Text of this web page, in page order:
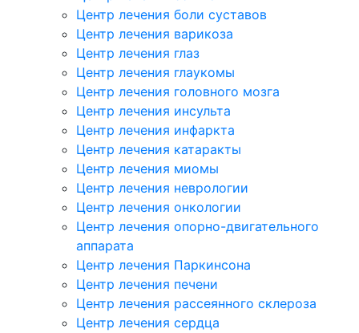
Центр лечения боли суставов
Центр лечения варикоза
Центр лечения глаз
Центр лечения глаукомы
Центр лечения головного мозга
Центр лечения инсульта
Центр лечения инфаркта
Центр лечения катаракты
Центр лечения миомы
Центр лечения неврологии
Центр лечения онкологии
Центр лечения опорно-двигательного
аппарата
Центр лечения Паркинсона
Центр лечения печени
Центр лечения рассеянного склероза
Центр лечения сердца